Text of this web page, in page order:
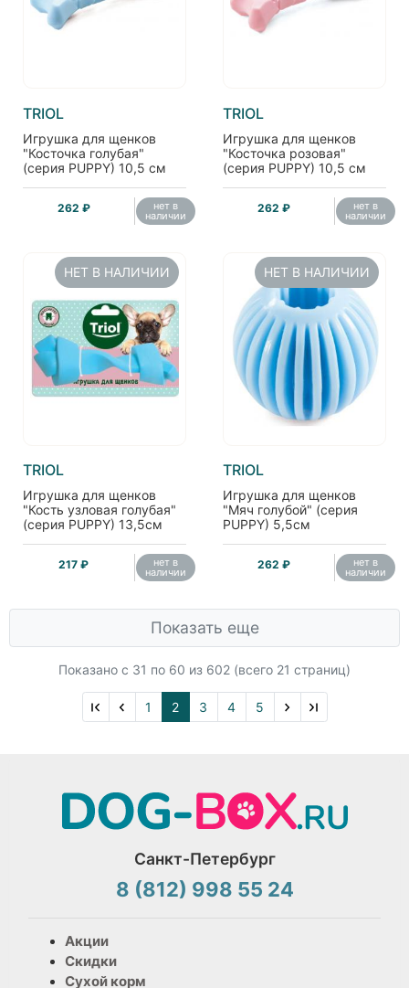
TRIOL
Игрушка для щенков
"Косточка голубая"
(серия PUPPY) 10,5 см
262 ₽ нет в
наличии
TRIOL
Игрушка для щенков
"Косточка розовая"
(серия PUPPY) 10,5 см
262 ₽ нет в
наличии
НЕТ В НАЛИЧИИ
TRIOL
Игрушка для щенков
"Кость узловая голубая"
(серия PUPPY) 13,5см
217 ₽ нет в
наличии
НЕТ В НАЛИЧИИ
TRIOL
Игрушка для щенков
"Мяч голубой" (серия
PUPPY) 5,5см
262 ₽ нет в
наличии
Показать еще
Показано с 31 по 60 из 602 (всего 21 страниц)
1 2 3 4 5
Санкт-Петербург
8 (812) 998 55 24
Акции
Скидки
Сухой корм